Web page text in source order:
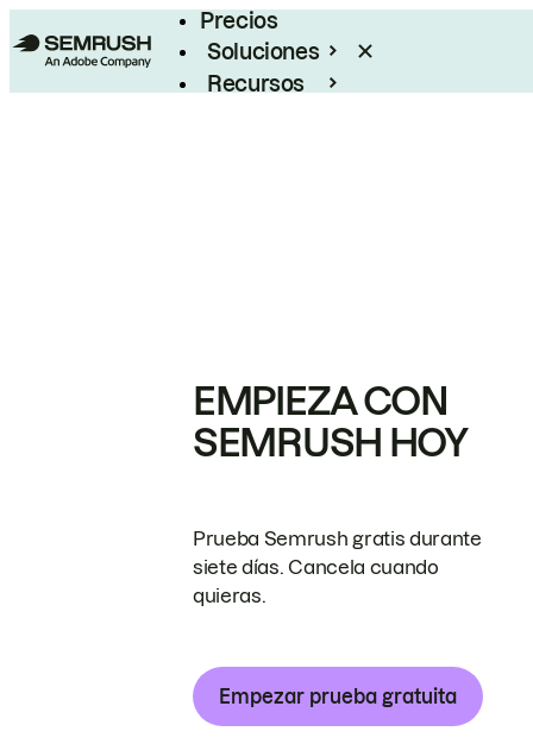
Precios
Soluciones
Recursos
EMPIEZA CON
SEMRUSH HOY
Prueba Semrush gratis durante
siete días. Cancela cuando
quieras.
Empezar prueba gratuita